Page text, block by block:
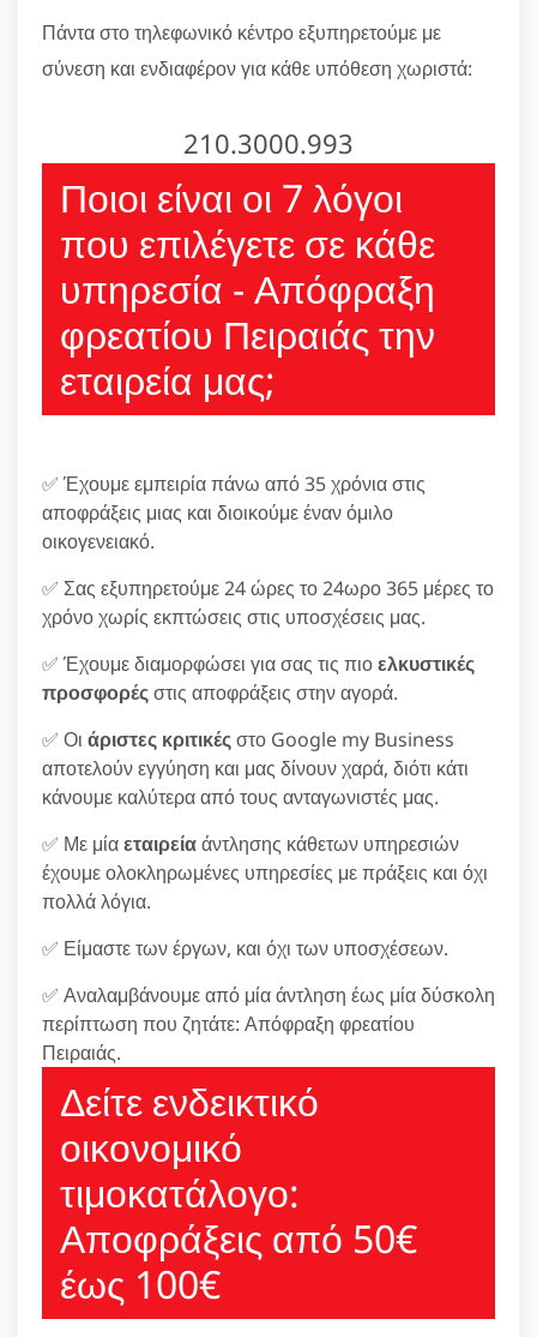
Πάντα στο τηλεφωνικό κέντρο εξυπηρετούμε με
σύνεση και ενδιαφέρον για κάθε υπόθεση χωριστά:
210.3000.993
Ποιοι είναι οι 7 λόγοι
που επιλέγετε σε κάθε
υπηρεσία - Απόφραξη
φρεατίου Πειραιάς την
εταιρεία μας;
✅ Έχουμε εμπειρία πάνω από 35 χρόνια στις
αποφράξεις μιας και διοικούμε έναν όμιλο
οικογενειακό.
✅ Σας εξυπηρετούμε 24 ώρες το 24ωρο 365 μέρες το
χρόνο χωρίς εκπτώσεις στις υποσχέσεις μας.
✅ Έχουμε διαμορφώσει για σας τις πιοελκυστικές
προσφορέςστις αποφράξεις στην αγορά.
✅ Οι άριστες κριτικέςστο Google my Business
αποτελούν εγγύηση και μας δίνουν χαρά, διότι κάτι
κάνουμε καλύτερα από τους ανταγωνιστές μας.
✅ Με μίαεταιρείαάντλησης κάθετων υπηρεσιών
έχουμε ολοκληρωμένες υπηρεσίες με πράξεις και όχι
πολλά λόγια.
✅ Είμαστε των έργων, και όχι των υποσχέσεων.
✅ Αναλαμβάνουμε από μία άντληση έως μία δύσκολη
περίπτωση που ζητάτε: Απόφραξη φρεατίου
Πειραιάς.
Δείτε ενδεικτικό
οικονομικό
τιμοκατάλογο:
Αποφράξεις από 50€
έως 100€